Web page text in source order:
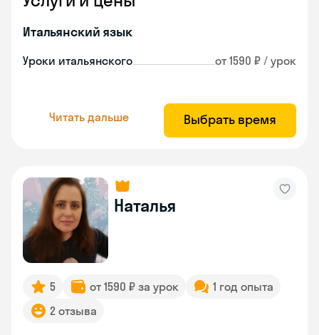
Итальянский язык
Уроки итальянского от 1590 ₽ / урок
Читать дальше Выбрать время
Наталья
5 от 1590 ₽ за урок
1 год опыта
2 отзыва